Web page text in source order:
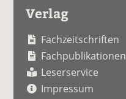
Verlag
Fachzeitschriften
Fachpublikationen
Leserservice
Impressum